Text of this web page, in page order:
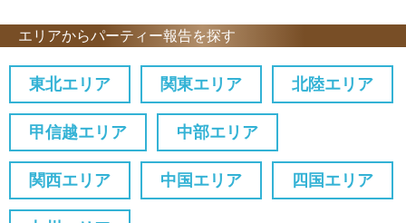
エリアからパーティー報告を探す
東北エリア 関東エリア 北陸エリア
甲信越エリア 中部エリア
関西エリア 中国エリア 四国エリア